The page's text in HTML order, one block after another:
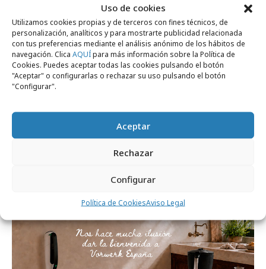
Uso de cookies
Utilizamos cookies propias y de terceros con fines técnicos, de
personalización, analíticos y para mostrarte publicidad relacionada
con tus preferencias mediante el análisis anónimo de los hábitos de
navegación. Clica AQUÍpara más información sobre la Política de
Cookies. Puedes aceptar todas las cookies pulsando el botón
"Aceptar" o configurarlas o rechazar su uso pulsando el botón
"Configurar".
Aceptar
Rechazar
Configurar
Política de CookiesAviso Legal
esencial de impacto social.
Comparte
Noticias Relacionadas